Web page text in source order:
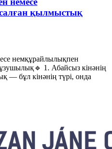
қылмыстық
немқұрайлылықпен
1. Абайсыз кінәнің
— бұл кінәнің түрі, онда